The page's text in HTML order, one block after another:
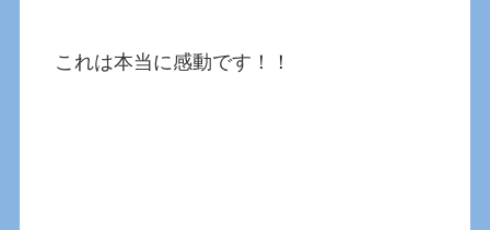
これは本当に感動です！！